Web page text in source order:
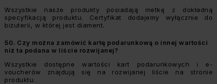
Wszystkie nasze produkty posiadają metkę z dokładną
specyfikacją produktu. Certyfikat dodajemy wyłącznie do
biżuterii, w której jest diament.
50. Czy można zamówić kartę podarunkową o innej wartości
niż ta podana w liście rozwijanej?
Wszystkie dostępne wartości kart podarunkowych i e-
voucherów znajdują się na rozwijanej liście na stronie
produktu.